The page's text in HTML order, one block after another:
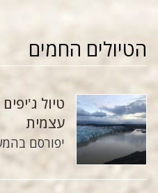
הטיולים החמים
טיול
עצמית
יפורסם